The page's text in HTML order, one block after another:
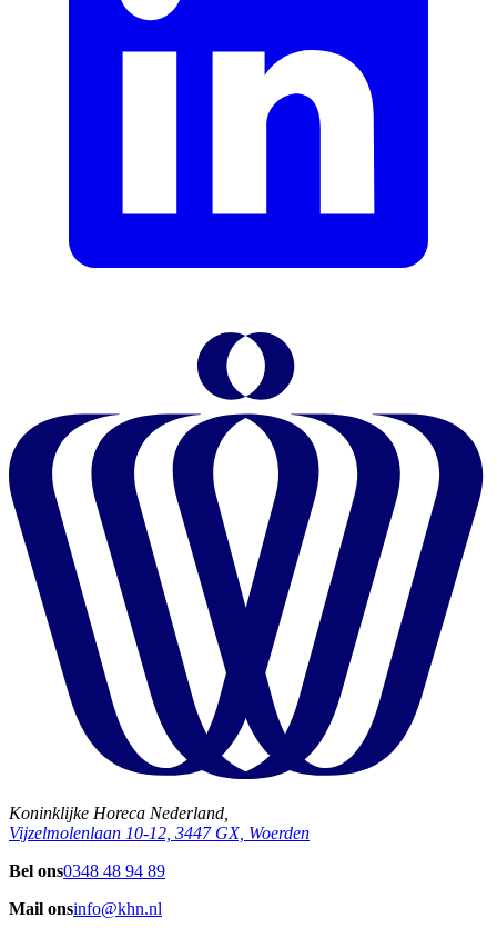
Koninklijke Horeca Nederland,
Vijzelmolenlaan 10-12, 3447 GX, Woerden
Bel ons0348 48 94 89
Mail onsinfo@khn.nl